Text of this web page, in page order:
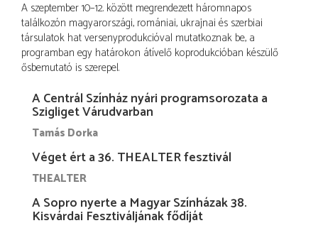
A szeptember 10–12. között megrendezett háromnapos
találkozón magyarországi, romániai, ukrajnai és szerbiai
társulatok hat versenyprodukcióval mutatkoznak be, a
programban egy határokon átívelő koprodukcióban készülő
ősbemutató is szerepel.
A Centrál Színház nyári programsorozata a
Szigliget Várudvarban
Tamás Dorka
Véget ért a 36. THEALTER fesztivál
THEALTER
A Sopro nyerte a Magyar Színházak 38.
Kisvárdai Fesztiváljának fődíját